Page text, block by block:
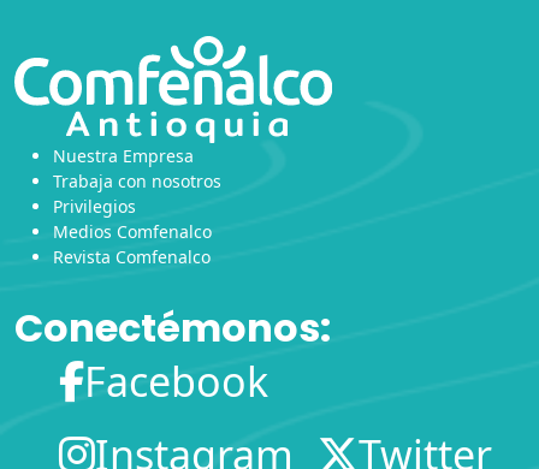
Nuestra Empresa
Trabaja con nosotros
Privilegios
Medios Comfenalco
Revista Comfenalco
Conectémonos:
Facebook
Instagram
Twitter